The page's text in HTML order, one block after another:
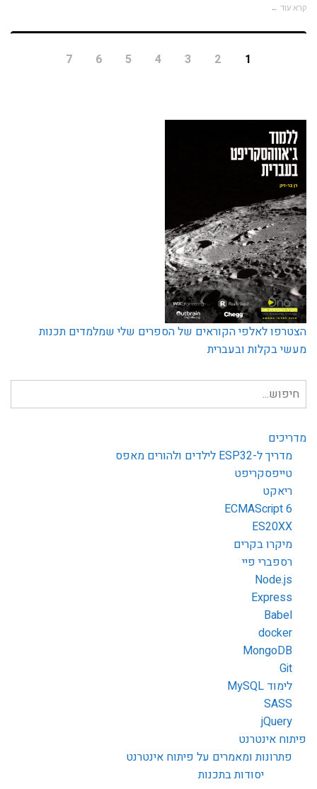
קרא עוד ←
1
2
3
4
5
6
7
הצטרפו לאלפי הקוראים של הספרים שלי שמלמדים תכנות
מעשי בקלות ובעברית
חיפוש
עבור:
מדריכים
מדריך ל-ESP32 לילדים ולהורים מאפס
טייפסקריפט
ריאקט
ECMAScript 6
ES20XX
מיקרו בקרים
רספברי פיי
Node.js
Express
Babel
docker
MongoDB
Git
לימוד MySQL
SASS
jQuery
פיתוח אינטרנט
פתרונות ומאמרים על פיתוח אינטרנט
יסודות בתכנות